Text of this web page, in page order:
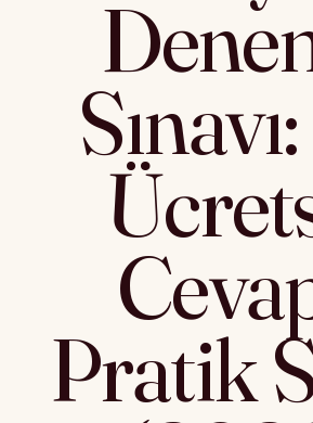
Pratik